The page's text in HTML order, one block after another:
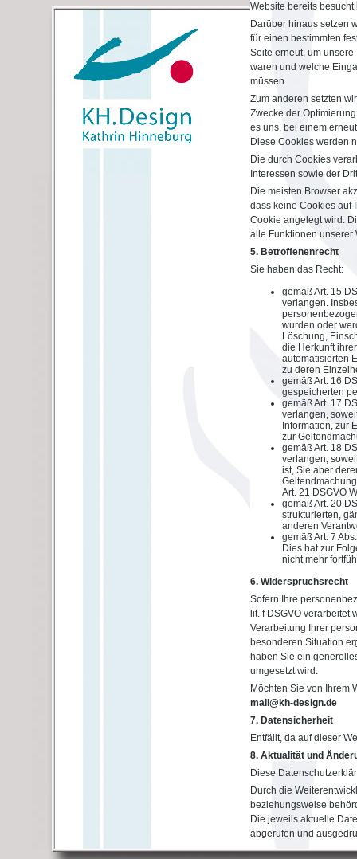
Website bereits
Darüber hinaus setzen
für einen bestimmten
Seite erneut, um
waren und welche
müssen.
Zum anderen setzten
Zwecke der
es uns, bei einem
Diese Cookies werden
Die durch Cookies
Interessen sowie der
Die meisten Browser
dass keine Cookies auf
Cookie angelegt wird.
alle Funktionen unserer
5. Betroffenenrecht
Sie haben das Recht:
gemäß Art. 15
verlangen.
wurden oder
Löschung,
die Herkunft
automatisierten
zu deren
gemäß Art. 16
gespeicherten
gemäß Art. 17
verlangen,
Information, zur
zur
gemäß Art. 18
verlangen,
ist, Sie aber
Art. 21 DSGVO
gemäß Art. 20
strukturierten,
anderen
gemäß Art. 7
Dies hat zur
nicht mehr
6. Widerspruchsrecht
Sofern Ihre
lit. f DSGVO verarbeitet
Verarbeitung Ihrer
besonderen Situation
haben Sie ein
umgesetzt wird.
Möchten Sie von Ihrem
mail@kh-design.de
7. Datensicherheit
Entfällt, da auf dieser
8. Aktualität und
Diese
Durch die
beziehungsweise
Die jeweils aktuelle
abgerufen und